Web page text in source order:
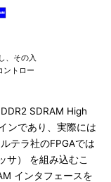
、その入
ントロー
SDRAM High
ンであり、実際には
テラ社のFPGAでは
サ） を組み込むこ
インタフェースを